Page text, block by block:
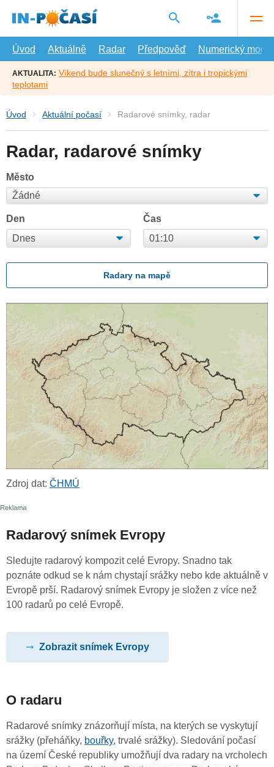
hlavní
Úvod
Aktuálně Radar Předpověď Numerický model
AKTUALITA: Víkend bude slunečný s letními, zítra i tropickými
teplotami
Úvod Aktuální počasí Radarové snímky, radar
Radar, radarové snímky
Město
Den Čas
Radary na mapě
Zdroj dat: ČHMÚ
Radarový snímek Evropy
Sledujte radarový kompozit celé Evropy. Snadno tak
poznáte odkud se k nám chystají srážky nebo kde aktuálně v
Evropě prší. Radarový snímek Evropy je složen z více než
100 radarů po celé Evropě.
Zobrazit snímek Evropy
O radaru
Radarové snímky znázorňují místa, na kterých se vyskytují
srážky (přeháňky, bouřky, trvalé srážky). Sledování počasí
na území České republiky umožňují dva radary na vrcholech